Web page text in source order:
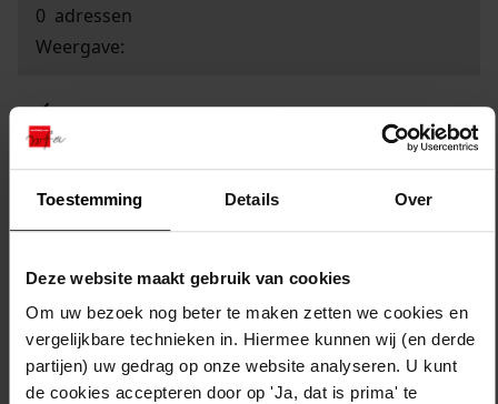
Toestemming Details Over
Deze website maakt gebruik van cookies
Om uw bezoek nog beter te maken zetten we cookies en
vergelijkbare technieken in. Hiermee kunnen wij (en derde
partijen) uw gedrag op onze website analyseren. U kunt
de cookies accepteren door op 'Ja, dat is prima' te
0 adressen
Weergave:
1
...
2
3
5
6
...
0